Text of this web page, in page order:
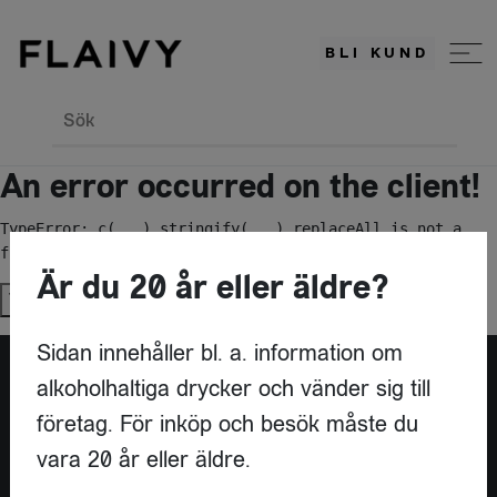
BLI KUND
Sök
An error occurred on the client!
TypeError: c(...).stringify(...).replaceAll is not a
function
Try again
Är du leverantör?
Är du 20 år eller äldre?
Sidan innehåller bl. a. information om
alkoholhaltiga drycker och vänder sig till
företag. För inköp och besök måste du
vara 20 år eller äldre.